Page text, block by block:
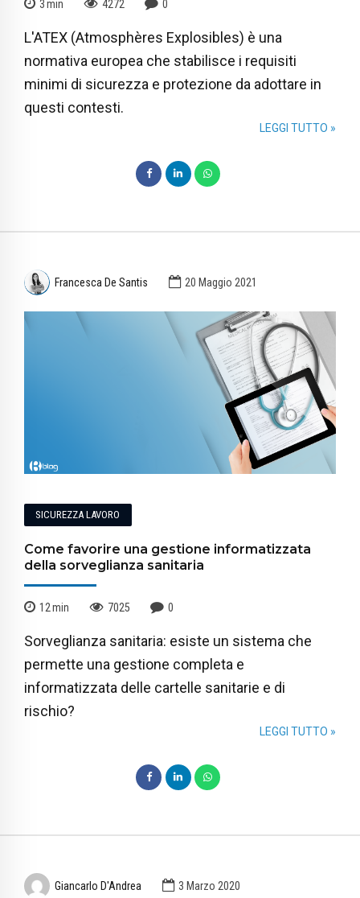
3min 4272 0
L'ATEX (Atmosphères Explosibles) è una
normativa europea che stabilisce i requisiti
minimi di sicurezza e protezione da adottare in
questi contesti.
LEGGI TUTTO »
Francesca De Santis 20 Maggio 2021
SICUREZZA LAVORO
Come favorire una gestione informatizzata
della sorveglianza sanitaria
12min 7025 0
Sorveglianza sanitaria: esiste un sistema che
permette una gestione completa e
informatizzata delle cartelle sanitarie e di
rischio?
LEGGI TUTTO »
Giancarlo D'Andrea 3 Marzo 2020